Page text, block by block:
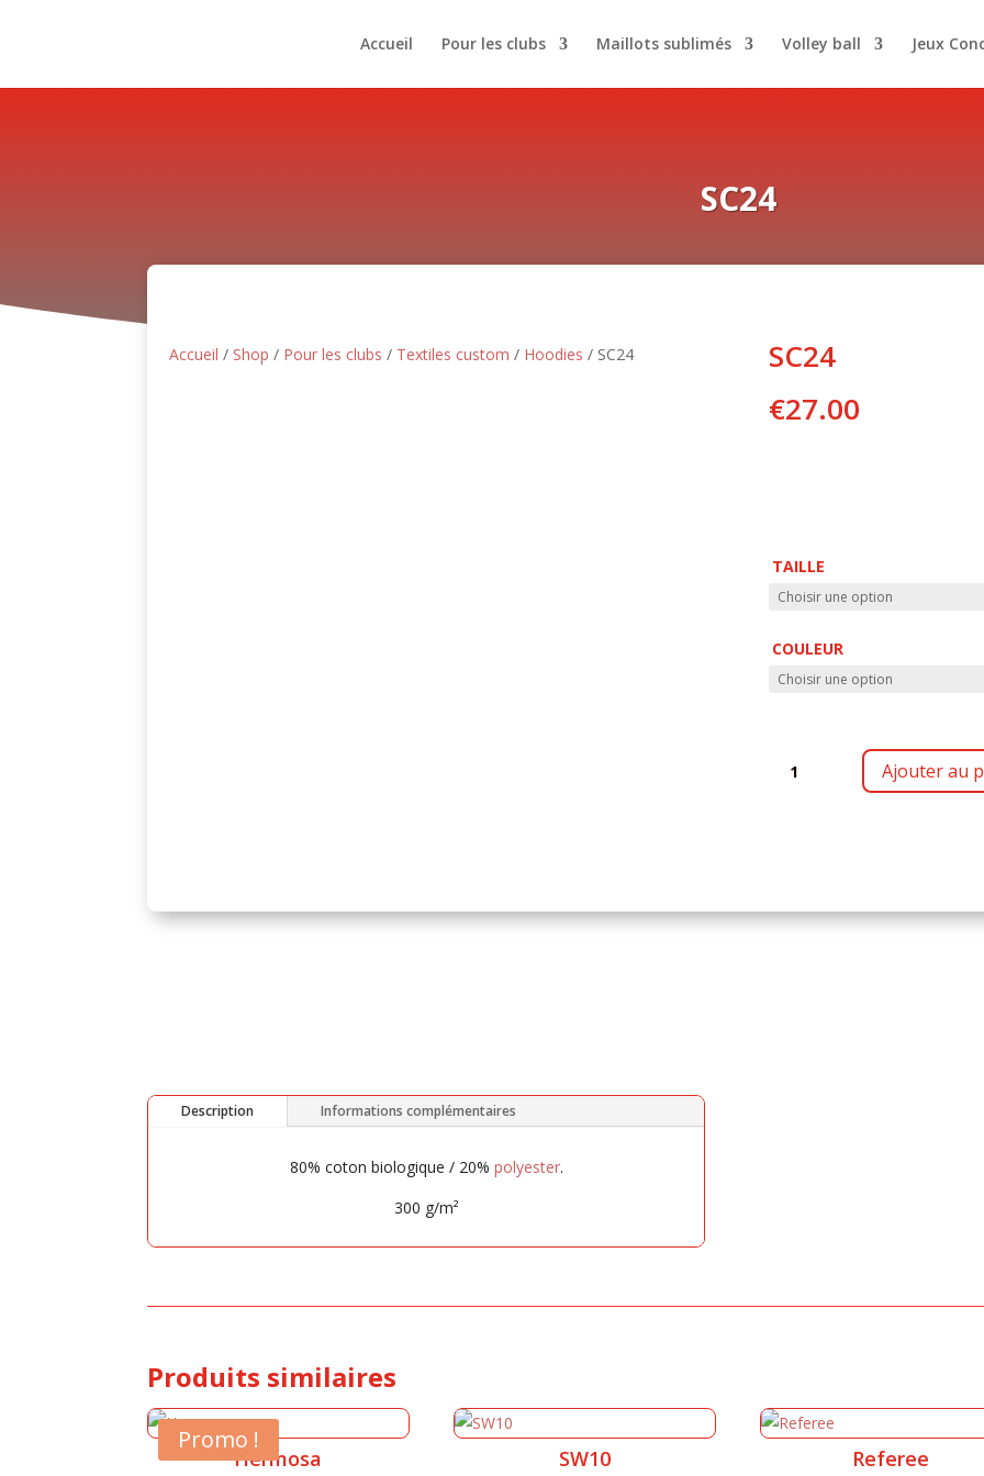
Accueil Pour les clubs Maillots sublimés Volley ball Jeux
SC24
Accueil / Shop / Pour les clubs / Textiles custom / Hoodies / SC24
SC24
€27.00
TAILLE
COULEUR
Ajouter au
Description Informations complémentaires
80% coton biologique / 20% polyester.
300 g/m²
Produits similaires
Promo !
Hermosa SW10 Referee